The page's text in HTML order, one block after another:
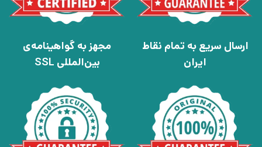
ارسال سریع به تمام نقاط
ایران
مجهز به گواهینامه‌ی
بین‌المللی SSL